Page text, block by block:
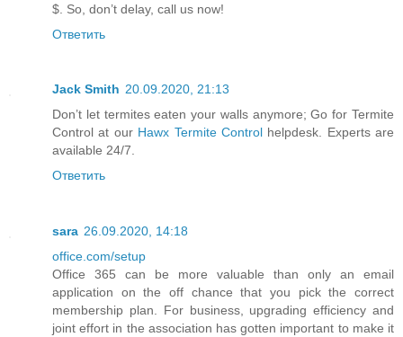
$. So, don’t delay, call us now!
Ответить
Jack Smith 20.09.2020, 21:13
Don’t let termites eaten your walls anymore; Go for Termite
Control at our Hawx Termite Controlhelpdesk. Experts are
available 24/7.
Ответить
sara 26.09.2020, 14:18
office.com/setup
Office 365 can be more valuable than only an email
application on the off chance that you pick the correct
membership plan. For business, upgrading efficiency and
joint effort in the association has gotten important to make it